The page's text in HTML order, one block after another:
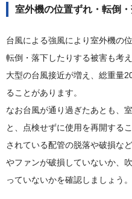
室外機の位置ずれ・転倒
台風による強風により室外機の
転倒・落下したりする被害も考
大型の台風接近が増え、総重量
ることがあります。
なお台風が通り過ぎたあとも、
と、点検せずに使用を再開する
されている配管の脱落や破損な
やファンが破損していないか、
っていないかを確認しましょう。